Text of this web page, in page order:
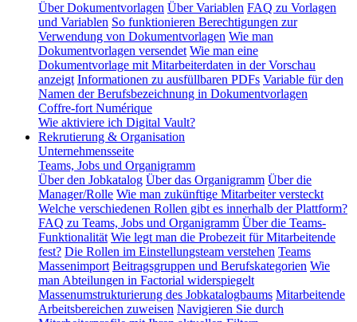
Über Dokumentvorlagen Über Variablen FAQ zu Vorlagen
und Variablen So funktionieren Berechtigungen zur
Verwendung von Dokumentvorlagen Wie man
Dokumentvorlagen versendet Wie man eine
Dokumentvorlage mit Mitarbeiterdaten in der Vorschau
anzeigt Informationen zu ausfüllbaren PDFs Variable für den
Namen der Berufsbezeichnung in Dokumentvorlagen
Coffre-fort Numérique
Wie aktiviere ich Digital Vault?
Rekrutierung & Organisation
Unternehmensseite
Teams, Jobs und Organigramm
Über den Jobkatalog Über das Organigramm Über die
Manager/Rolle Wie man zukünftige Mitarbeiter versteckt
Welche verschiedenen Rollen gibt es innerhalb der Plattform?
FAQ zu Teams, Jobs und Organigramm Über die Teams-
Funktionalität Wie legt man die Probezeit für Mitarbeitende
fest? Die Rollen im Einstellungsteam verstehen Teams
Massenimport Beitragsgruppen und Berufskategorien Wie
man Abteilungen in Factorial widerspiegelt
Massenumstrukturierung des Jobkatalogbaums Mitarbeitende
Arbeitsbereichen zuweisen Navigieren Sie durch